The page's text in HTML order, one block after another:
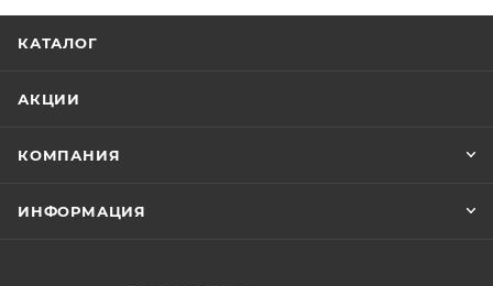
КАТАЛОГ
АКЦИИ
КОМПАНИЯ
ИНФОРМАЦИЯ